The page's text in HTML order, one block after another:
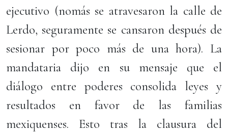
ejecutivo (nomás se atravesaron la calle de
Lerdo, seguramente se cansaron después de
sesionar por poco más de una hora). La
mandataria dijo en su mensaje que el
diálogo entre poderes consolida leyes y
resultados en favor de las familias
mexiquenses. Esto tras la clausura del